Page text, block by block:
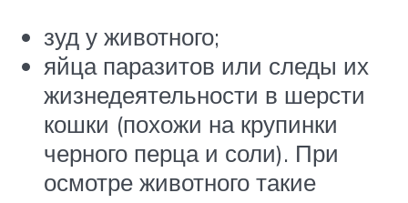
зуд у животного;
яйца паразитов или следы их
жизнедеятельности в шерсти
кошки (похожи на крупинки
черного перца и соли). При
осмотре животного такие